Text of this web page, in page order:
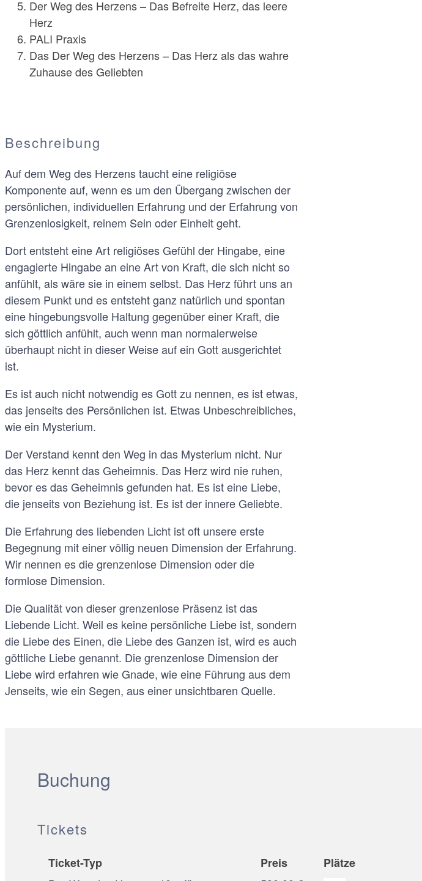
Der Weg des Herzens – Das Befreite Herz, das leere
Herz
PALI Praxis
Das Der Weg des Herzens – Das Herz als das wahre
Zuhause des Geliebten
Beschreibung
Auf dem Weg des Herzens taucht eine religiöse
Komponente auf, wenn es um den Übergang zwischen der
persönlichen, individuellen Erfahrung und der Erfahrung von
Grenzenlosigkeit, reinem Sein oder Einheit geht.
Dort entsteht eine Art religiöses Gefühl der Hingabe, eine
engagierte Hingabe an eine Art von Kraft, die sich nicht so
anfühlt, als wäre sie in einem selbst. Das Herz führt uns an
diesem Punkt und es entsteht ganz natürlich und spontan
eine hingebungsvolle Haltung gegenüber einer Kraft, die
sich göttlich anfühlt, auch wenn man normalerweise
überhaupt nicht in dieser Weise auf ein Gott ausgerichtet
ist.
Es ist auch nicht notwendig es Gott zu nennen, es ist etwas,
das jenseits des Persönlichen ist. Etwas Unbeschreibliches,
wie ein Mysterium.
Der Verstand kennt den Weg in das Mysterium nicht. Nur
das Herz kennt das Geheimnis. Das Herz wird nie ruhen,
bevor es das Geheimnis gefunden hat. Es ist eine Liebe,
die jenseits von Beziehung ist. Es ist der innere Geliebte.
Die Erfahrung des liebenden Licht ist oft unsere erste
Begegnung mit einer völlig neuen Dimension der Erfahrung.
Wir nennen es die grenzenlose Dimension oder die
formlose Dimension.
Die Qualität von dieser grenzenlose Präsenz ist das
Liebende Licht. Weil es keine persönliche Liebe ist, sondern
die Liebe des Einen, die Liebe des Ganzen ist, wird es auch
göttliche Liebe genannt. Die grenzenlose Dimension der
Liebe wird erfahren wie Gnade, wie eine Führung aus dem
Jenseits, wie ein Segen, aus einer unsichtbaren Quelle.
Buchung
Tickets
Ticket-Typ Preis
Plätze